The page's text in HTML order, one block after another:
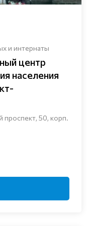
и интернаты
центр
населения
проспект, 50, корп.